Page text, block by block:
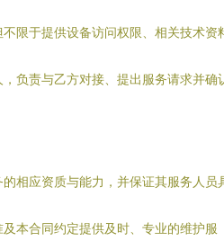
限于提供设备访问权限、相关技术资
负责与乙方对接、提出服务请求并确
相应资质与能力，并保证其服务人员
本合同约定提供及时、专业的维护服